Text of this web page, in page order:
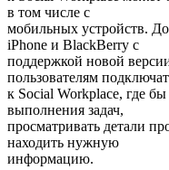
в том числе с
мобильных устройств.
iPhone и BlackBerry с
поддержкой новой
пользователям
к Social Workplace, где
выполнения задач,
просматривать детали
находить нужную
информацию.